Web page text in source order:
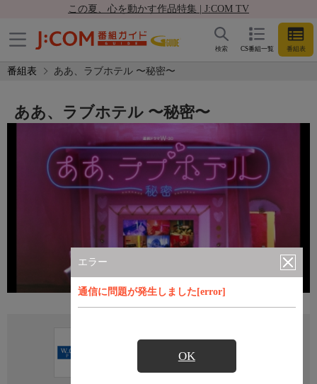
この夏、心を動かす作品特集 | J:COM TV
CS番組一覧 番組表
検索
番組表 ああ、ラブホテル 〜秘密〜
エラー
通信に問題が発生しました[error]
OK
ああ、ラブホテル 〜秘密〜
直近の放送予定はありません